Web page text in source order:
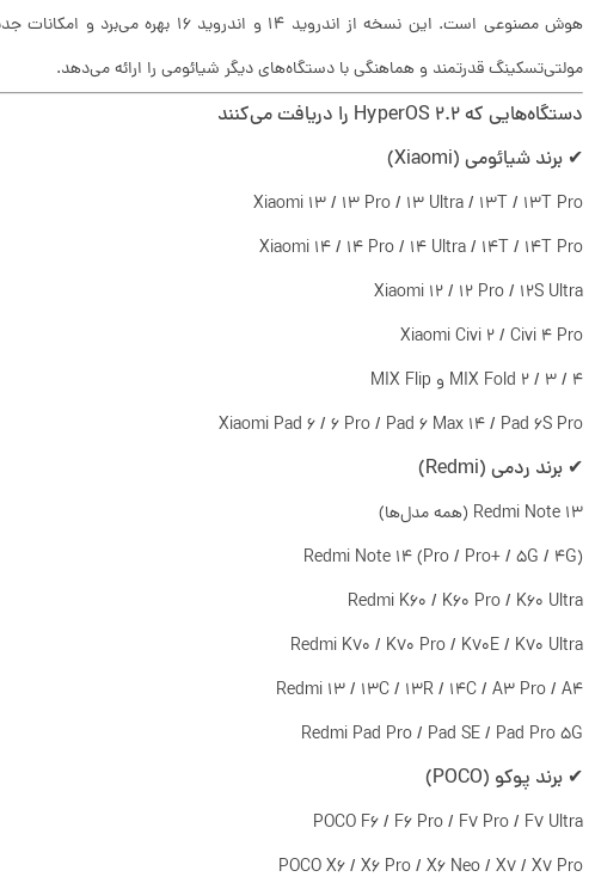
هوش مصنوعی است. این نسخه از اندروید ۱۴ و
مولتی‌تسکینگ قدرتمند و هماهنگی با دستگاه‌های دیگر شیائومی را ارائه می‌دهد.
دستگاه‌هایی که HyperOS 2.2 را دریافت می‌کنند
✔ برند شیائومی (Xiaomi)
Xiaomi 13 / 13 Pro / 13 Ultra / 13T / 13T Pro
Xiaomi 14 / 14 Pro / 14 Ultra / 14T / 14T Pro
Xiaomi 12 / 12 Pro / 12S Ultra
Xiaomi Civi 2 / Civi 4 Pro
MIX Fold 2 / 3 / 4 و MIX Flip
Xiaomi Pad 6 / 6 Pro / Pad 6 Max 14 / Pad 6S Pro
✔ برند ردمی (Redmi)
Redmi Note 13 (همه مدل‌ها)
Redmi Note 14 (Pro / Pro+ / 5G / 4G)
Redmi K60 / K60 Pro / K60 Ultra
Redmi K70 / K70 Pro / K70E / K70 Ultra
Redmi 13 / 13C / 13R / 14C / A3 Pro / A4
Redmi Pad Pro / Pad SE / Pad Pro 5G
✔ برند پوکو (POCO)
POCO F6 / F6 Pro / F7 Pro / F7 Ultra
POCO X6 / X6 Pro / X6 Neo / X7 / X7 Pro